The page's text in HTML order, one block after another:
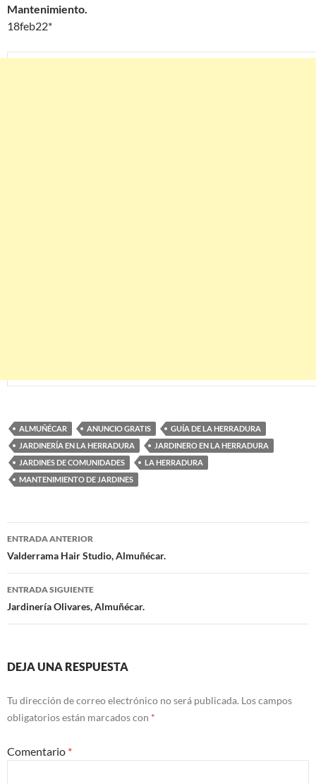
Mantenimiento.
18feb22*
ALMUÑÉCAR ANUNCIO GRATIS
GUÍA DE LA HERRADURA
JARDINERÍA EN LA HERRADURA
JARDINERO EN LA HERRADURA
JARDINES DE COMUNIDADES
LA HERRADURA
MANTENIMIENTO DE JARDINES
Navegación
de
entradas
ENTRADA ANTERIOR
Valderrama Hair Studio, Almuñécar.
ENTRADA SIGUIENTE
Jardinería Olivares, Almuñécar.
DEJA UNA RESPUESTA
Tu dirección de correo electrónico no será publicada. Los campos
obligatorios están marcados con *
Comentario *